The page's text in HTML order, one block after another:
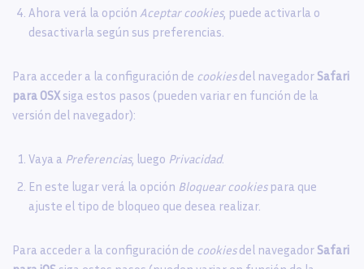
Ahora verá la opción Aceptar cookies, puede activarla o
desactivarla según sus preferencias.
Para acceder a la configuración de cookiesdel navegador Safari
para OSX siga estos pasos (pueden variar en función de la
versión del navegador):
Vaya a Preferencias, luego Privacidad.
En este lugar verá la opción Bloquear cookiespara que
ajuste el tipo de bloqueo que desea realizar.
Para acceder a la configuración de cookiesdel navegador Safari